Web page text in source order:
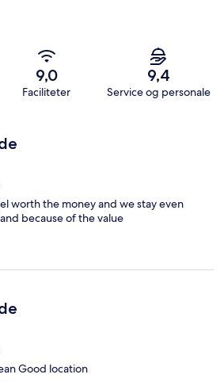
9,0
Faciliteter
9,4
Service og personale
worth the money and we stay even
because of the value
Good location